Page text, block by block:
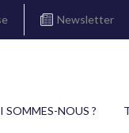
Newsletter
SOMMES-NOUS ?